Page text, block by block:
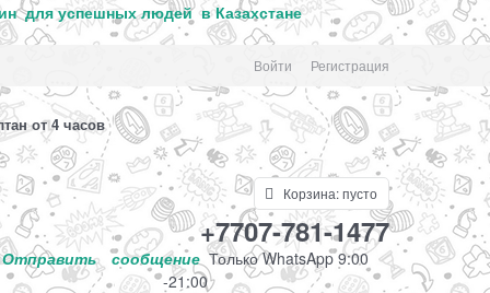
для успешных людей в Казахстане
Войти Регистрация
от 4 часов
Корзина:пусто
+7707-781-1477
Отправить сообщениеТолько WhatsApp 9:00
-21:00